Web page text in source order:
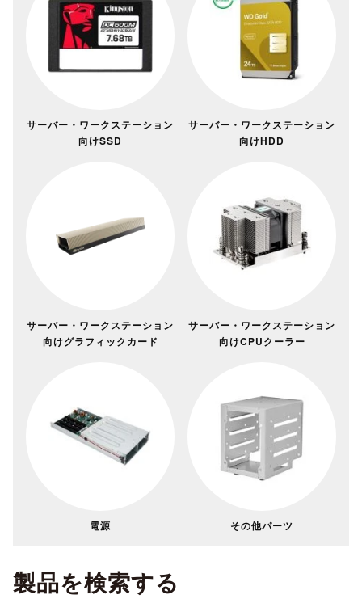
サーバー・ワークステーション
向けSSD
サーバー・ワークステーション
向けHDD
サーバー・ワークステーション
向けグラフィックカード
サーバー・ワークステーション
向けCPUクーラー
電源 その他パーツ
製品を検索する